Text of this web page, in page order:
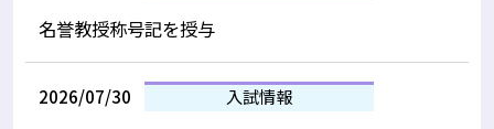
名誉教授称号記を授与
2026/07/30 入試情報